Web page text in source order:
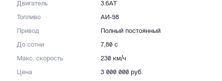
Двигатель 3.6AT
Топливо АИ-98
Привод Полный постоянный
До сотни 7,80 с
Макс. скорость 230 км/ч
Цена 3 000 000 руб.